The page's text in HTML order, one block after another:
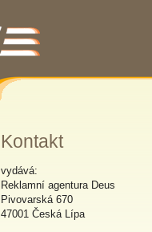
Kontakt
vydává:
Reklamní agentura Deus
Pivovarská 670
47001 Česká Lípa